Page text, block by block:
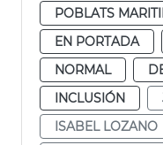
POBLATS
EN PORTADA
NORMAL
INCLUSIÓN
ISABEL LOZANO